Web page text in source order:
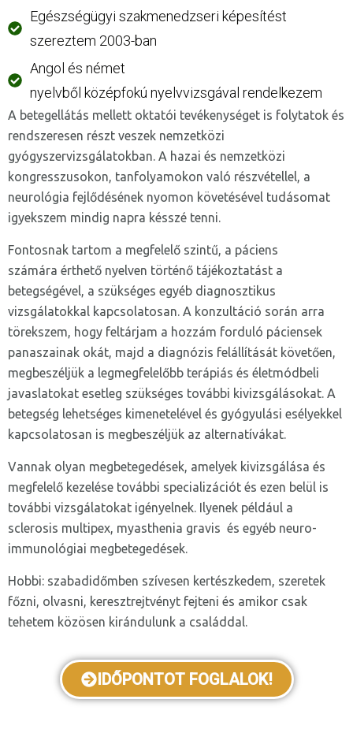
Egészségügyi szakmenedzseri képesítést
szereztem 2003-ban
Angol és német
nyelvből középfokú nyelvvizsgával rendelkezem
A betegellátás mellett oktatói tevékenységet is folytatok és
rendszeresen részt veszek nemzetközi
gyógyszervizsgálatokban. A hazai és nemzetközi
kongresszusokon, tanfolyamokon való részvétellel, a
neurológia fejlődésének nyomon követésével tudásomat
igyekszem mindig napra késszé tenni.
Fontosnak tartom a megfelelő szintű, a páciens
számára érthető nyelven történő tájékoztatást a
betegségével, a szükséges egyéb diagnosztikus
vizsgálatokkal kapcsolatosan. A konzultáció során arra
törekszem, hogy feltárjam a hozzám forduló páciensek
panaszainak okát, majd a diagnózis felállítását követően,
megbeszéljük a legmegfelelőbb terápiás és életmódbeli
javaslatokat esetleg szükséges további kivizsgálásokat. A
betegség lehetséges kimenetelével és gyógyulási esélyekkel
kapcsolatosan is megbeszéljük az alternatívákat.
Vannak olyan megbetegedések, amelyek kivizsgálása és
megfelelő kezelése további specializációt és ezen belül is
további vizsgálatokat igényelnek. Ilyenek például a
sclerosis multipex, myasthenia gravis és egyéb neuro-
immunológiai megbetegedések.
Hobbi: szabadidőmben szívesen kertészkedem, szeretek
főzni, olvasni, keresztrejtvényt fejteni és amikor csak
tehetem közösen kirándulunk a családdal.
IDŐPONTOT FOGLALOK!